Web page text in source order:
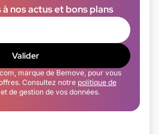
nos actus et bons plans
Valider
marque de Bemove, pour vous
Consultez notre politique de
de gestion de vos données.